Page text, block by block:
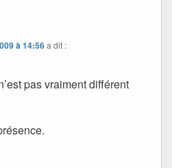
à 14:56a dit :
pas vraiment différent